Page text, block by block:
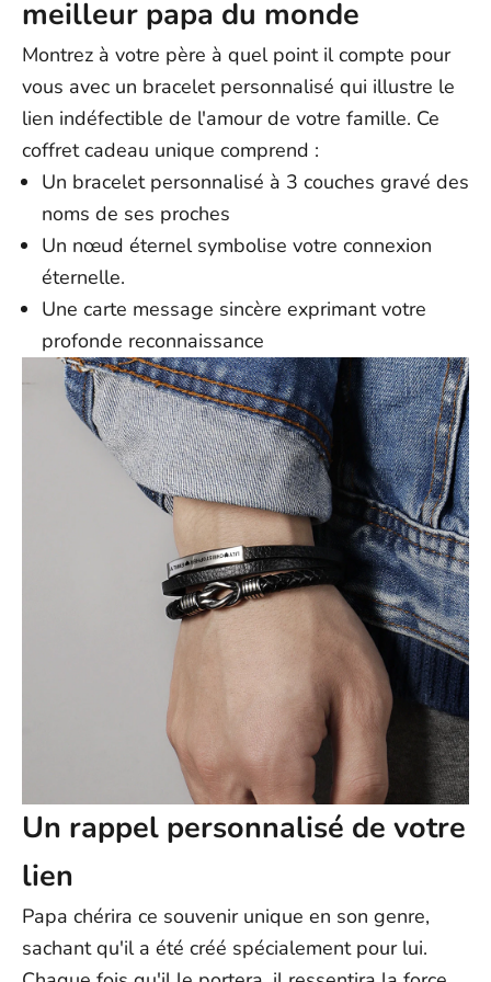
commande.
Remarque : les articles personnalisés, comme notre bracelet
Infinity gravé à votre nom, nécessitent un délai de traitement
supplémentaire de 3 à 5 jours ouvrables , car chaque commande
est fabriquée spécialement pour vous.
États-Unis : 5 à 12 jours ouvrables
Australie/Nouvelle-Zélande : 8 à 14 jours ouvrables
Royaume-Uni : 5 à 9 jours ouvrables
Canada : 5 à 15 jours ouvrables
Europe : 4 à 15 jours ouvrables
Reste du monde : 5 à 25 jours ouvrables
Remarque :
s'entendent à compter de l'expédition ; ils peuvent varier en
fonction de facteurs externes. Les dates de livraison exactes ne
peuvent être garanties.
N'hésitez pas à nous contacter à l'adresse support@ziella.co si
vous avez d'autres questions ; notre équipe se fera un plaisir de
vous répondre dans les plus brefs délais !
meilleur papa du monde
Montrez à votre père à quel point il compte pour
vous avec un bracelet personnalisé qui illustre le
lien indéfectible de l'amour de votre famille. Ce
coffret cadeau unique comprend :
Un bracelet personnalisé à 3 couches gravé des
noms de ses proches
Un nœud éternel symbolise votre connexion
éternelle.
Une carte message sincère exprimant votre
profonde reconnaissance
Un rappel personnalisé de votre
lien
Papa chérira ce souvenir unique en son genre,
sachant qu'il a été créé spécialement pour lui.